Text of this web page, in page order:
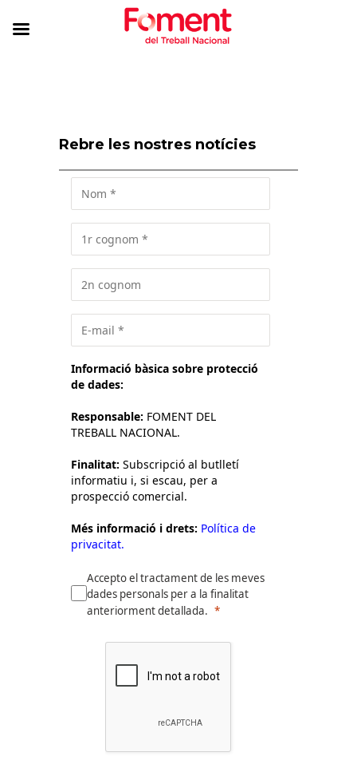
Rebre les nostres notícies
Informació bàsica sobre protecció
de dades:
Responsable: FOMENT DEL
TREBALL NACIONAL.
Finalitat: Subscripció al butlletí
informatiu i, si escau, per a
prospecció comercial.
Més informació i drets: Política de
privacitat.
Accepto el tractament de les meves
dades personals per a la finalitat
anteriorment detallada.